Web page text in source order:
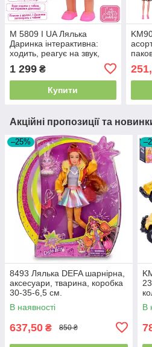
M 5809 I UA Лялька
Даринка інтерактивна:
ходить, реагує на звук,
українською мовою,
коробка 24,5-35,5-11 см
1 299 ₴
Купити
Акційні пропозиції та
–25%
8493 Лялька DEFA шарнірна,
аксесуари, тварина, коробка
30-35-6,5 см.
В наявності
637,50 ₴ 850 ₴
В